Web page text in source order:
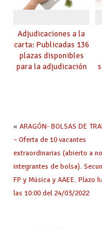
Adjudicaciones a la
carta: Publicadas 136
plazas disponibles
para la adjudicación
« ARAGÓN- BOLSAS DE
– Oferta de 10 vacantes
extraordinarias (abierto a no
integrantes de bolsa).
FP y Música y AAEE. Plazo
las 10:00 del 24/03/2022